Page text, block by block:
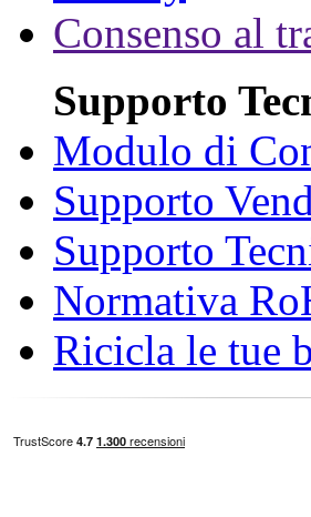
Consenso al
Supporto
Modulo di
Supporto
Supporto
Normativa
Ricicla le tue